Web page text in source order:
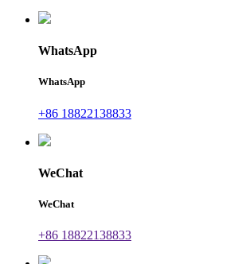
WhatsApp
WhatsApp
+86 18822138833
WeChat
WeChat
+86 18822138833